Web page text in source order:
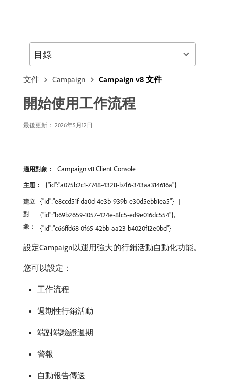
文件 Campaign Campaign v8 文件
開始使用工作流程
最後更新： 2026年5月12日
適用對象： Campaign v8 Client Console
主題： {"id":"a075b2c1-7748-4328-b7f6-343aa314616a"}
建立
對
象：
{"id":"e8ccd51f-da0d-4e3b-939b-e30d5ebb1ea5"}
{"id":"b69b2659-1057-424e-8fc5-ed9e016dc554"},
{"id":"c66ffd68-0f65-42bb-aa23-b4020f12e0bd"}
設定Campaign以運用強大的行銷活動自動化功能。
您可以設定：
工作流程
週期性行銷活動
端對端驗證週期
警報
自動報告傳送
目錄